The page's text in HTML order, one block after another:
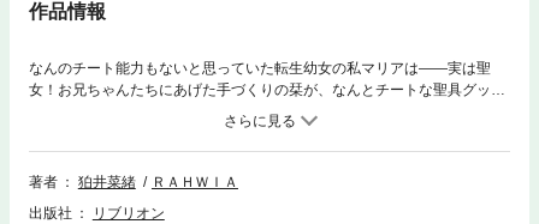
作品情報
なんのチート能力もないと思っていた転生幼女の私マリアは――実は聖
女！お兄ちゃんたちにあげた手づくりの栞が、なんとチートな聖具グッズ
に。聖女として王都に連れていかれたピンチな幼女を助けてくれたのは勇
者の末裔・バルト様。聖剣（正体はワンちゃん）を捧げられ、八歳にして
仮婚約者ができてしまう。異世界転生した幼女が今日も色々可愛く元気に
やらかします！小説家になろう人気№１短編が大加筆の決定版に！
著者 狛井菜緒
ＲＡＨＷＩＡ
出版社
リブリオン